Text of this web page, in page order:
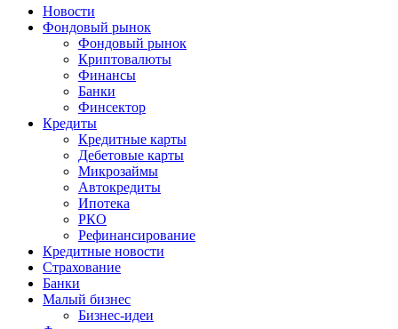
Новости
Фондовый рынок
Фондовый рынок
Криптовалюты
Финансы
Банки
Финсектор
Кредиты
Кредитные карты
Дебетовые карты
Микрозаймы
Автокредиты
Ипотека
РКО
Рефинансирование
Кредитные новости
Страхование
Банки
Малый бизнес
Бизнес-идеи